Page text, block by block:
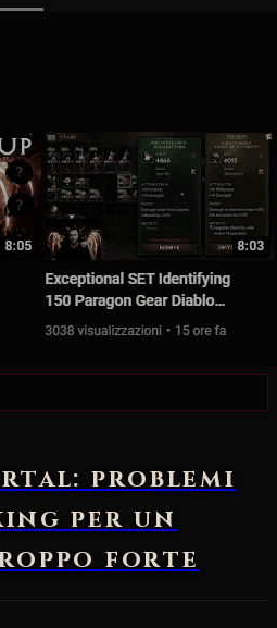
problemi
per un
forte